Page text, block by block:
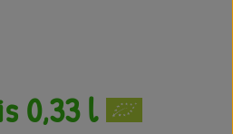
0,33 l